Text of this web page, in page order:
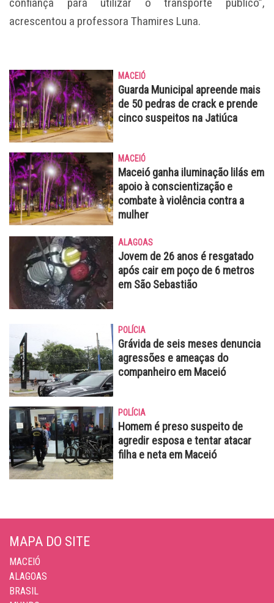
confiança para utilizar o transporte público”,
acrescentou a professora Thamires Luna.
MACEIÓ
Guarda Municipal apreende mais
de 50 pedras de crack e prende
cinco suspeitos na Jatiúca
MACEIÓ
Maceió ganha iluminação lilás em
apoio à conscientização e
combate à violência contra a
mulher
ALAGOAS
Jovem de 26 anos é resgatado
após cair em poço de 6 metros
em São Sebastião
POLÍCIA
Grávida de seis meses denuncia
agressões e ameaças do
companheiro em Maceió
POLÍCIA
Homem é preso suspeito de
agredir esposa e tentar atacar
filha e neta em Maceió
MAPA DO SITE
MACEIÓ
ALAGOAS
BRASIL